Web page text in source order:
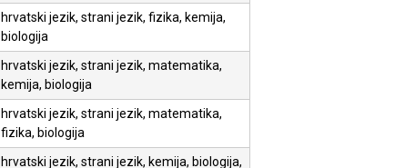
hrvatski jezik, strani jezik, fizika, kemija,
biologija
hrvatski jezik, strani jezik, matematika,
kemija, biologija
hrvatski jezik, strani jezik, matematika,
fizika, biologija
hrvatski jezik, strani jezik, kemija, biologija,